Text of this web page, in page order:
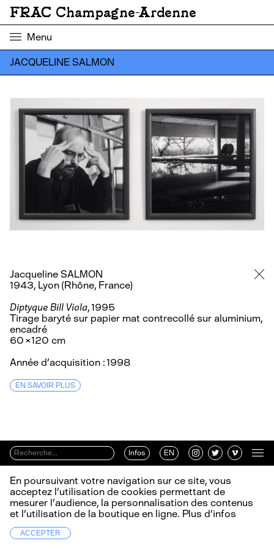
FRAC Champagne-Ardenne
Menu
JACQUELINE SALMON
Jacqueline SALMON
1943, Lyon (Rhône, France)
Diptyque Bill Viola, 1995
Tirage baryté sur papier mat contrecollé sur aluminium,
encadré
60 × 120 cm
Année d’acquisition : 1998
EN SAVOIR PLUS
Infos EN
En poursuivant votre navigation sur ce site, vous
acceptez l’utilisation de cookies permettant de
mesurer l’audience, la personnalisation des contenus
et l’utilisation de la boutique en ligne. Plus d’infos
ACCEPTER